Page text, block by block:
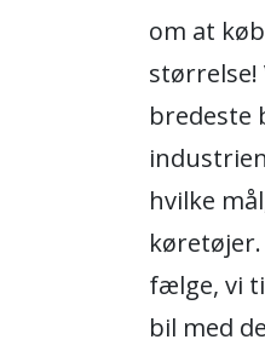
om at
størrelse!
bredeste
hvilke
fælge, vi
bil med